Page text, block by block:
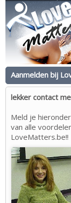
Aanmelden bij
lekker contact
Meld je
van alle
LoveMatters.be!!